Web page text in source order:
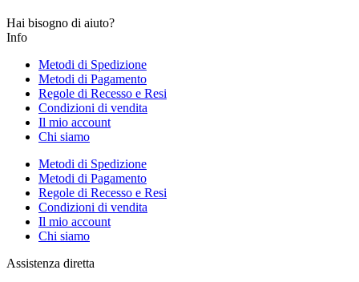
Hai bisogno di aiuto?
Info
Metodi di Spedizione
Metodi di Pagamento
Regole di Recesso e Resi
Condizioni di vendita
Il mio account
Chi siamo
Metodi di Spedizione
Metodi di Pagamento
Regole di Recesso e Resi
Condizioni di vendita
Il mio account
Chi siamo
Assistenza diretta